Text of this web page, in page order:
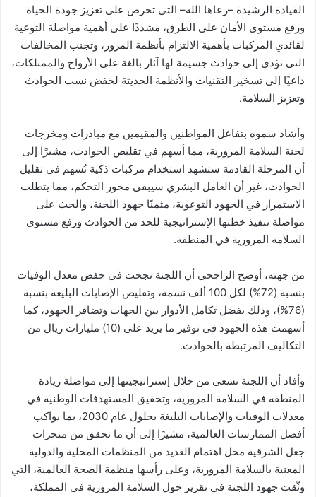
القيادة الرشيدة –رعاها الله– التي تحرص على تعزيز جودة الحياة
ورفع مستوى الأمان على الطرق، مشددًا على أهمية مواصلة التوعية
لقائدي المركبات بأهمية الالتزام بأنظمة المرور، وتجنب المخالفات
التي تؤدي إلى حوادث جسيمة لها آثار بالغة على الأرواح والممتلكات،
داعيًا إلى تسخير التقنيات والأنظمة الحديثة لخفض نسب الحوادث
وتعزيز السلامة.
وأشاد سموه بتفاعل المواطنين والمقيمين مع مبادرات ومخرجات
لجنة السلامة المرورية، مما أسهم في تقليص الحوادث، مشيرًا إلى
أن المرحلة القادمة ستشهد استخدام مركبات ذكية تُسهم في تقليل
الحوادث، غير أن العامل البشري سيبقى محور التحكم، مما يتطلب
الاستمرار في الجهود التوعوية، مثمنًا جهود اللجنة، والحث على
مواصلة تنفيذ خطتها الإستراتيجية للحد من الحوادث ورفع مستوى
السلامة المرورية في المنطقة.
من جهته، أوضح الراجحي أن اللجنة نجحت في خفض معدل الوفيات
بنسبة (72%) لكل 100 ألف نسمة، وتقليص الإصابات البليغة بنسبة
(76%)، وذلك بفضل تكامل الأدوار بين الجهات وتضافر الجهود، كما
أسهمت هذه الجهود في توفير ما يزيد على (10) مليارات ريال من
التكاليف المرتبطة بالحوادث.
وأفاد أن اللجنة تسعى من خلال إستراتيجيتها إلى مواصلة ريادة
المنطقة في السلامة المرورية، وتحقيق المستهدفات الوطنية في
معدلات الوفيات والإصابات البليغة بحلول عام 2030، بما يواكب
أفضل الممارسات العالمية، مشيرًا إلى أن ما تحقق من منجزات
جعل الشرقية محل اهتمام العديد من المنظمات المحلية والدولية
المعنية بالسلامة المرورية، وعلى رأسها منظمة الصحة العالمية، التي
وثّقت جهود اللجنة في تقرير حول السلامة المرورية في المملكة،